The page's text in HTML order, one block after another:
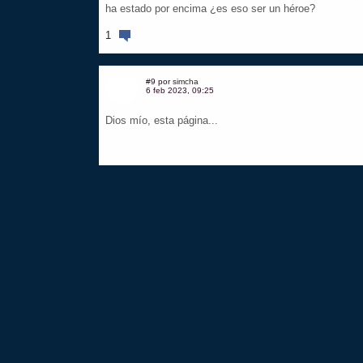
ha estado por encima ¿es eso ser un héroe?
1
#9 porsimcha
6 feb 2023, 09:25
Dios mío, esta página...